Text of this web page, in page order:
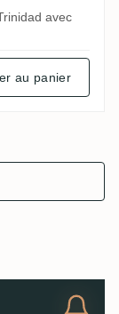
avec
au panier